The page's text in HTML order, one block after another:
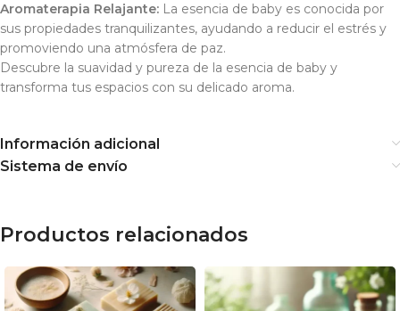
Aromaterapia Relajante: La esencia de baby es conocida por
sus propiedades tranquilizantes, ayudando a reducir el estrés y
promoviendo una atmósfera de paz.
Descubre la suavidad y pureza de la esencia de baby y
transforma tus espacios con su delicado aroma.
Información adicional
Sistema de envío
Productos relacionados